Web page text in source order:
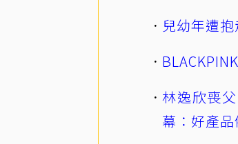
兒幼年遭
林逸欣喪
幕：好產